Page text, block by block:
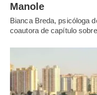
Manole
Bianca Breda, psicóloga
coautora de capítulo